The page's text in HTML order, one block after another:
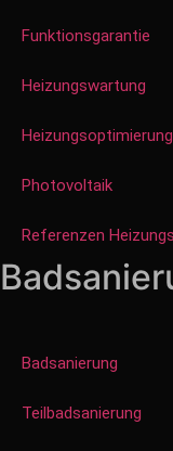
Funktionsgarantie
Heizungswartung
Heizungsoptimierung
Photovoltaik
Referenzen
Badsanierung
Teilbadsanierung